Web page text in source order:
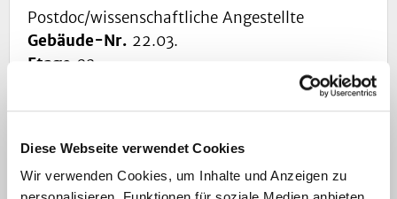
Diese Webseite verwendet Cookies
Wir verwenden Cookies, um Inhalte und Anzeigen zu
Postdoc/wissenschaftliche Angestellte
Gebäude-Nr. 22.03.
Etage 02
StraßeUniversitätstrasse 1